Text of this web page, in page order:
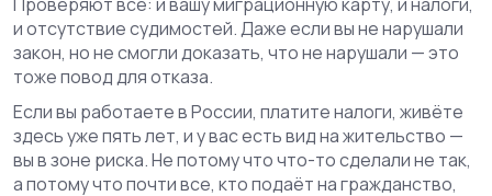
и отсутствие судимостей. Даже если вы не нарушали
закон, но не смогли доказать, что не нарушали — это
тоже повод для отказа.
Если вы работаете в России, платите налоги, живёте
здесь уже пять лет, и у вас есть вид на жительство —
вы в зоне риска. Не потому что что-то сделали не так,
а потому что почти все, кто подаёт на гражданство,